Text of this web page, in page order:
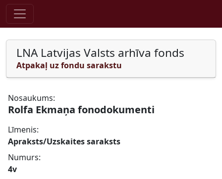
Pāriet uz saturu
LNA Latvijas Valsts arhīva fonds
Atpakaļ uz fondu sarakstu
Nosaukums:
Rolfa Ekmaņa fonodokumenti
Līmenis:
Apraksts/Uzskaites saraksts
Numurs:
4v